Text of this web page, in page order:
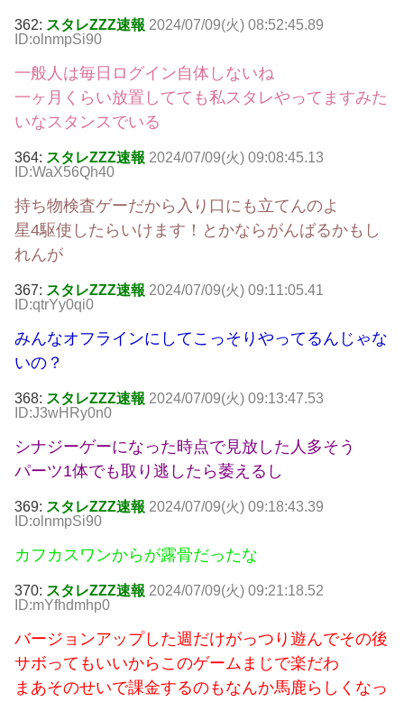
362: スタレZZZ速報 2024/07/09(火) 08:52:45.89
ID:olnmpSi90
一般人は毎日ログイン自体しないね
一ヶ月くらい放置してても私スタレやってますみた
いなスタンスでいる
364: スタレZZZ速報 2024/07/09(火) 09:08:45.13
ID:WaX56Qh40
持ち物検査ゲーだから入り口にも立てんのよ
星4駆使したらいけます！とかならがんばるかもし
れんが
367: スタレZZZ速報 2024/07/09(火) 09:11:05.41
ID:qtrYy0qi0
みんなオフラインにしてこっそりやってるんじゃな
いの？
368: スタレZZZ速報 2024/07/09(火) 09:13:47.53
ID:J3wHRy0n0
シナジーゲーになった時点で見放した人多そう
パーツ1体でも取り逃したら萎えるし
369: スタレZZZ速報 2024/07/09(火) 09:18:43.39
ID:olnmpSi90
カフカスワンからが露骨だったな
370: スタレZZZ速報 2024/07/09(火) 09:21:18.52
ID:mYfhdmhp0
バージョンアップした週だけがっつり遊んでその後
サボってもいいからこのゲームまじで楽だわ
まあそのせいで課金するのもなんか馬鹿らしくなっ